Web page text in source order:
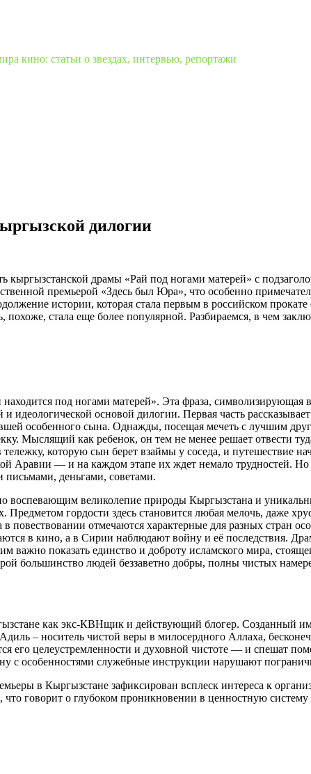
кино: статьи о звездах, интервью, репортажи
дилогии
кыргызстанской драмы «Рай под ногами матерей» с
премьерой «Здесь был Юра», что особенно
истории, которая стала первым в российском
похоже, стала еще более популярной. Разбираемся, в чем
под ногами матерей». Эта фраза, символизирующая
идеологической основой дилогии. Первая часть
особенного сына. Однажды, посещая мечеть с лучшим
Мыслящий как ребенок, он тем не менее решает отвести
которую сын берет взаймы у соседа, и путешествие
Аравии — и на каждом этапе их ждет немало трудностей.
деньгами, советами.
воспевающим великолепие природы Кыргызстана и
гордости здесь становится любая мелочь, даже
повествовании отмечаются характерные для разных стран
в кино, а в Сирии наблюдают войну и её последствия.
показать единство и доброту исламского мира,
большинство людей беззаветно добры, полны чистых
как экс-КВНщик и действующий блогер. Созданный им
– носитель чистой веры в милосердного Аллаха,
его целеустремленности и духовной чистоте — и спешат
с особенностями служебные инструкции нарушают
в Кыргызстане зафиксирован всплеск интереса к
говорит о глубоком проникновении в ценностную систему